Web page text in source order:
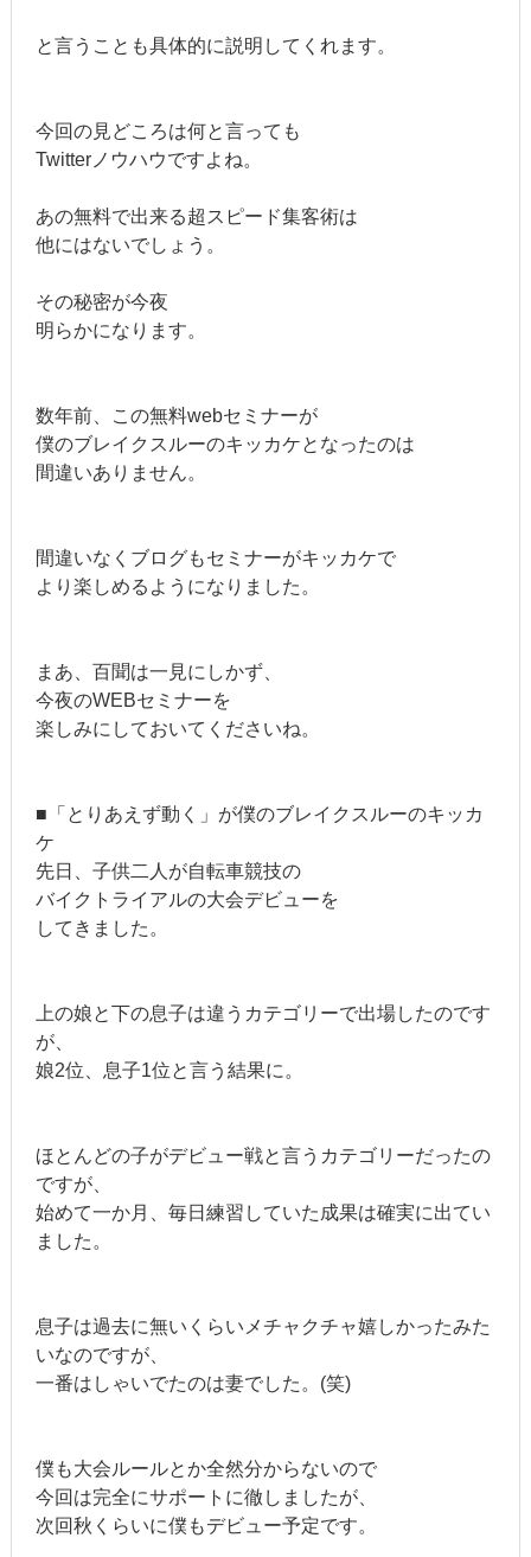
と言うことも具体的に説明してくれます。
今回の見どころは何と言っても
Twitterノウハウですよね。
あの無料で出来る超スピード集客術は
他にはないでしょう。
その秘密が今夜
明らかになります。
数年前、この無料webセミナーが
僕のブレイクスルーのキッカケとなったのは
間違いありません。
間違いなくブログもセミナーがキッカケで
より楽しめるようになりました。
まあ、百聞は一見にしかず、
今夜のWEBセミナーを
楽しみにしておいてくださいね。
■「とりあえず動く」が僕のブレイクスルーのキッカ
ケ
先日、子供二人が自転車競技の
バイクトライアルの大会デビューを
してきました。
上の娘と下の息子は違うカテゴリーで出場したのです
が、
娘2位、息子1位と言う結果に。
ほとんどの子がデビュー戦と言うカテゴリーだったの
ですが、
始めて一か月、毎日練習していた成果は確実に出てい
ました。
息子は過去に無いくらいメチャクチャ嬉しかったみた
いなのですが、
一番はしゃいでたのは妻でした。(笑)
僕も大会ルールとか全然分からないので
今回は完全にサポートに徹しましたが、
次回秋くらいに僕もデビュー予定です。